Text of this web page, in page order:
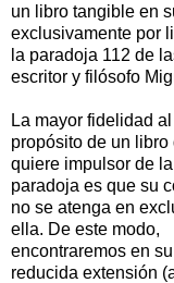
un libro tangible en
exclusivamente por
la paradoja 112 de
escritor y filósofo
La mayor fidelidad al
propósito de un libro
quiere impulsor de la
paradoja es que su
no se atenga en
ella. De este modo,
encontraremos en su
reducida extensión